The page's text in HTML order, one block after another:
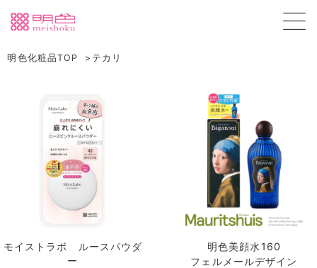
明色化粧品TOP テカリ
モイストラボ ルースパウダ
ー
明色美顔水160
フェルメールデザイン